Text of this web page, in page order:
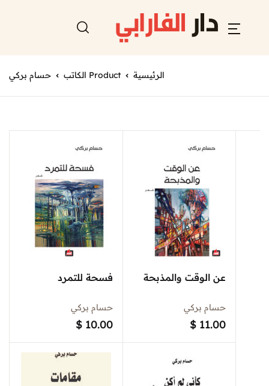
الرئيسية Product الكاتب حسام بركي
عن الوقت والمذبحة
حسام بركي
$ 11.00
فسحة للتمرد
حسام بركي
$10.00